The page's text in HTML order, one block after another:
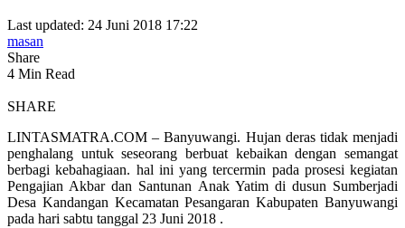
Last updated: 24 Juni 2018 17:22
masan
Share
4 Min Read
SHARE
LINTASMATRA.COM – Banyuwangi. Hujan deras tidak menjadi
penghalang untuk seseorang berbuat kebaikan dengan semangat
berbagi kebahagiaan. hal ini yang tercermin pada prosesi kegiatan
Pengajian Akbar dan Santunan Anak Yatim di dusun Sumberjadi
Desa Kandangan Kecamatan Pesangaran Kabupaten Banyuwangi
pada hari sabtu tanggal 23 Juni 2018 .